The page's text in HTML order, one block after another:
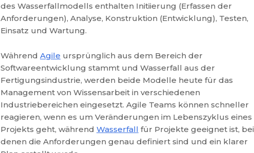
des Wasserfallmodells enthalten Initiierung (Erfassen der
Anforderungen), Analyse, Konstruktion (Entwicklung), Testen,
Einsatz und Wartung.
Während Agile ursprünglich aus dem Bereich der
Softwareentwicklung stammt und Wasserfall aus der
Fertigungsindustrie, werden beide Modelle heute für das
Management von Wissensarbeit in verschiedenen
Industriebereichen eingesetzt. Agile Teams können schneller
reagieren, wenn es um Veränderungen im Lebenszyklus eines
Projekts geht, während Wasserfall für Projekte geeignet ist, bei
denen die Anforderungen genau definiert sind und ein klarer